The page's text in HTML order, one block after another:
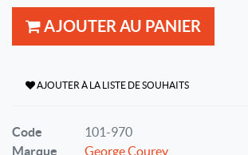
AJOUTER AU PANIER
AJOUTER À LA LISTE DE SOUHAITS
Code
101-970
Marque
George Courey